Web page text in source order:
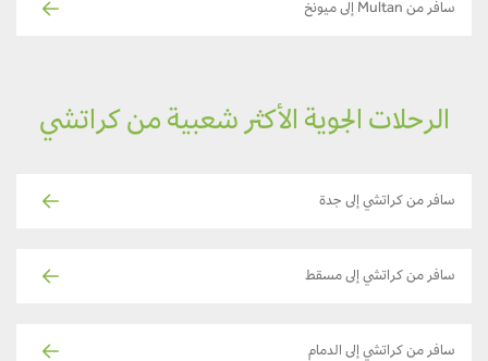
سافر من Multan إلى ميونخ
الرحلات الجوية الأكثر شعبية من كراتشي
سافر من كراتشي إلى جدة
سافر من كراتشي إلى مسقط
سافر من كراتشي إلى الدمام